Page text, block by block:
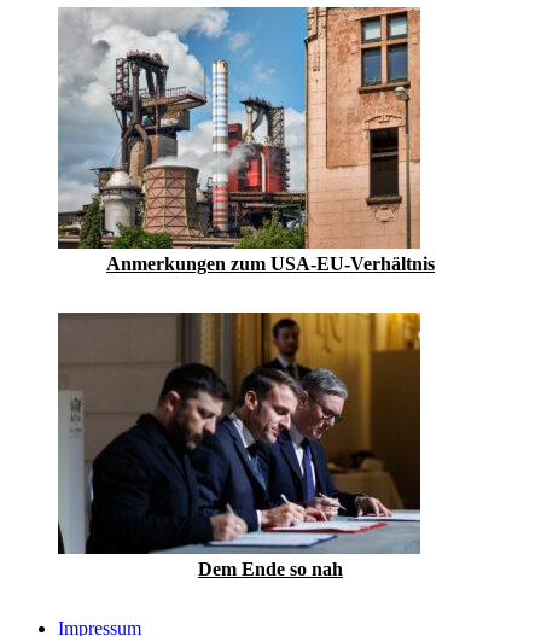
Anmerkungen zum USA-EU-Verhältnis
Dem Ende so nah
Impressum